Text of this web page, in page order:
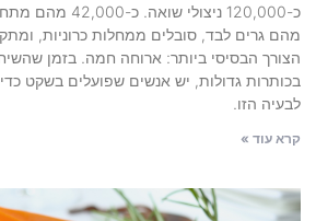
כ-120,000 ניצולי
מהם גרים לבד, סובלים ממחלות כרוניות,
הצורך הבסיסי ביותר: ארוחה חמה. בזמן
בכותרות גדולות, יש אנשים שפועלים בשקט
לבעיה הזו.
קרא עוד »